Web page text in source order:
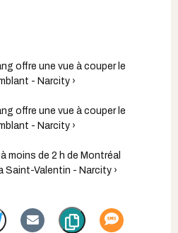
offre une vue à couper le
- Narcity ›
offre une vue à couper le
- Narcity ›
moins de 2 h de Montréal
Saint-Valentin - Narcity ›